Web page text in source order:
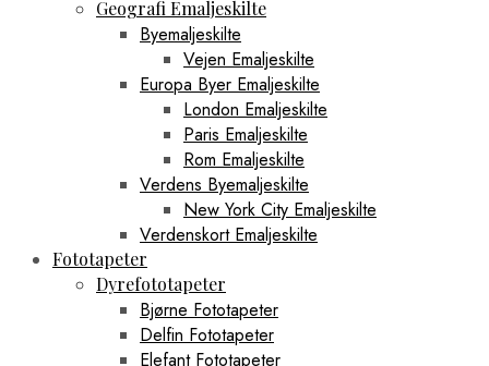
Geografi Emaljeskilte
Byemaljeskilte
Vejen Emaljeskilte
Europa Byer Emaljeskilte
London Emaljeskilte
Paris Emaljeskilte
Rom Emaljeskilte
Verdens Byemaljeskilte
New York City Emaljeskilte
Verdenskort Emaljeskilte
Fototapeter
Dyrefototapeter
Bjørne Fototapeter
Delfin Fototapeter
Elefant Fototapeter